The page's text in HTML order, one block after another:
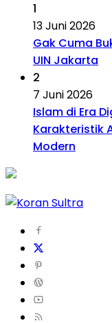
1
13 Juni 2026
Gak Cuma
UIN Jakarta
2
7 Juni 2026
Islam di Era
Karakteristik
Modern